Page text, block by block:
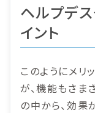
ヘルプデ
イント
このようにメリ
が、機能もさま
の中から、効果